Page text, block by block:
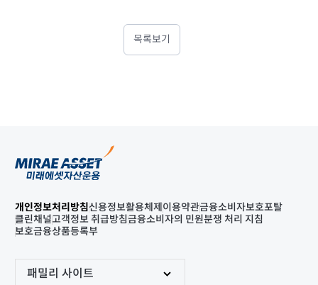
목록보기
개인정보처리방침신용정보활용체제 이용약관금융소비자보호포탈
클린채널고객정보 취급방침금융소비자의 민원분쟁 처리 지침
보호금융상품등록부
패밀리 사이트